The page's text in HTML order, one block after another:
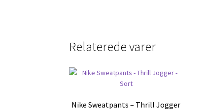
Relaterede varer
Nike Sweatpants – Thrill Jogger